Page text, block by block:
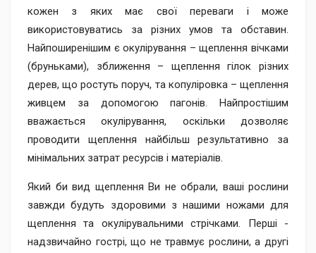
кожен з яких має свої переваги і може
використовуватись за різних умов та обставин.
Найпоширенішим є окулірування – щеплення вічками
(бруньками), зближення – щеплення гілок різних
дерев, що ростуть поруч, та копуліровка – щеплення
живцем за допомогою пагонів. Найпростішим
вважається окулірування, оскільки дозволяє
проводити щеплення найбільш результативно за
мінімальних затрат ресурсів і матеріалів.
Який би вид щеплення Ви не обрали, ваші рослини
завжди будуть здоровими з нашими ножами для
щеплення та окулірувальними стрічками. Перші -
надзвичайно гострі, що не травмує рослини, а другі